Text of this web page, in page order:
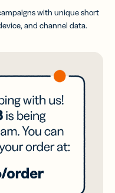
with unique short
and channel data.